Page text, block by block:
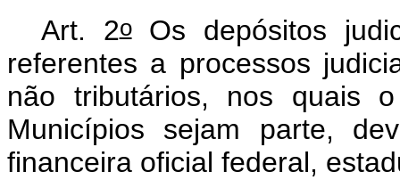
Art. 2oOs depósitos
referentes a processos
não tributários, nos quais
Municípios sejam parte,
financeira oficial federal,